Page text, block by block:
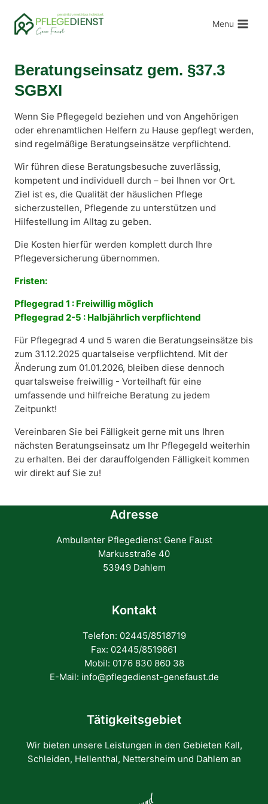
Inhalt
springen
Menu
Beratungseinsatz gem. §37.3
SGBXI
Wenn Sie Pflegegeld beziehen und von Angehörigen
oder ehrenamtlichen Helfern zu Hause gepflegt werden,
sind regelmäßige Beratungseinsätze verpflichtend.
Wir führen diese Beratungsbesuche zuverlässig,
kompetent und individuell durch – bei Ihnen vor Ort.
Ziel ist es, die Qualität der häuslichen Pflege
sicherzustellen, Pflegende zu unterstützen und
Hilfestellung im Alltag zu geben.
Die Kosten hierfür werden komplett durch Ihre
Pflegeversicherung übernommen.
Fristen:
Pflegegrad 1 : Freiwillig möglich
Pflegegrad 2-5 : Halbjährlich verpflichtend
Für Pflegegrad 4 und 5 waren die Beratungseinsätze bis
zum 31.12.2025 quartalseise verpflichtend. Mit der
Änderung zum 01.01.2026, bleiben diese dennoch
quartalsweise freiwillig - Vorteilhaft für eine
umfassende und hilfreiche Beratung zu jedem
Zeitpunkt!
Vereinbaren Sie bei Fälligkeit gerne mit uns Ihren
nächsten Beratungseinsatz um Ihr Pflegegeld weiterhin
zu erhalten. Bei der darauffolgenden Fälligkeit kommen
wir direkt auf Sie zu!
Adresse
Ambulanter Pflegedienst Gene Faust
Markusstraße 40
53949 Dahlem
Kontakt
Telefon: 02445/8518719
Fax: 02445/8519661
Mobil: 0176 830 860 38
E-Mail: info@pflegedienst-genefaust.de
Tätigkeitsgebiet
Wir bieten unsere Leistungen in den Gebieten Kall,
Schleiden, Hellenthal, Nettersheim und Dahlem an